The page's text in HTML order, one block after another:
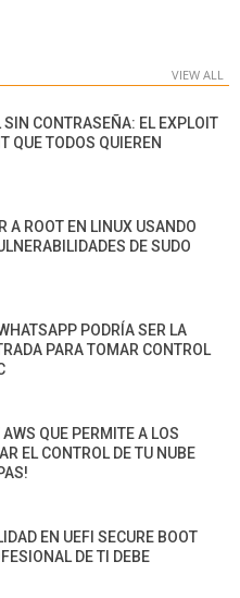
VIEW ALL
SIN CONTRASEÑA: EL EXPLOIT
QUE TODOS QUIEREN
A ROOT EN LINUX USANDO
DE SUDO
PODRÍA SER LA
PARA TOMAR CONTROL
AWS QUE PERMITE A LOS
EL CONTROL DE TU NUBE
EN UEFI SECURE BOOT
DE TI DEBE